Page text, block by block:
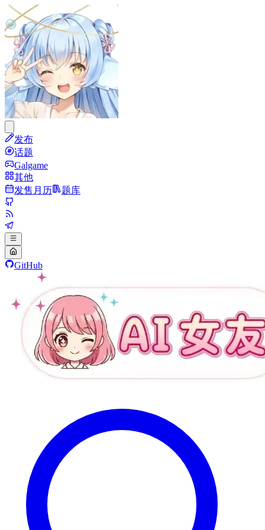
发布
话题
Galgame
其他
发售月历
题库
GitHub